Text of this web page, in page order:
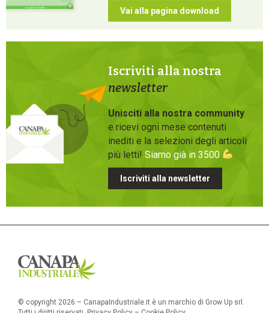
Vai alla pagina download
Iscriviti alla nostra
newsletter
Unisciti alla nostra community
e ricevi ogni mese contenuti
inediti e la selezioni degli articoli
più letti! Siamo già in 3500
Iscriviti alla newsletter
© copyright 2026 – CanapaIndustriale.it è un marchio di Grow Up srl.